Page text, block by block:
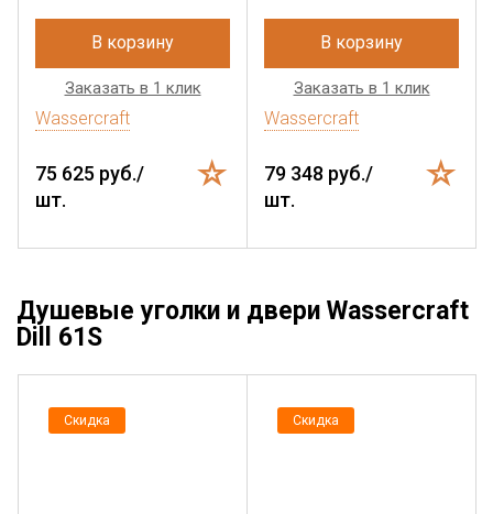
В корзину
Заказать в 1 клик
Wassercraft
75 625 руб./
шт.
В корзину
Заказать в 1 клик
Wassercraft
79 348 руб./
шт.
Душевые уголки и двери Wassercraft
Dill 61S
Скидка Скидка